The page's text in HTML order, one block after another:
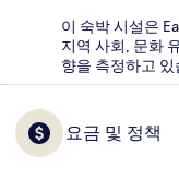
이 숙박 시설은
지역 사회, 문화
향을 측정하고 있
요금 및 정책